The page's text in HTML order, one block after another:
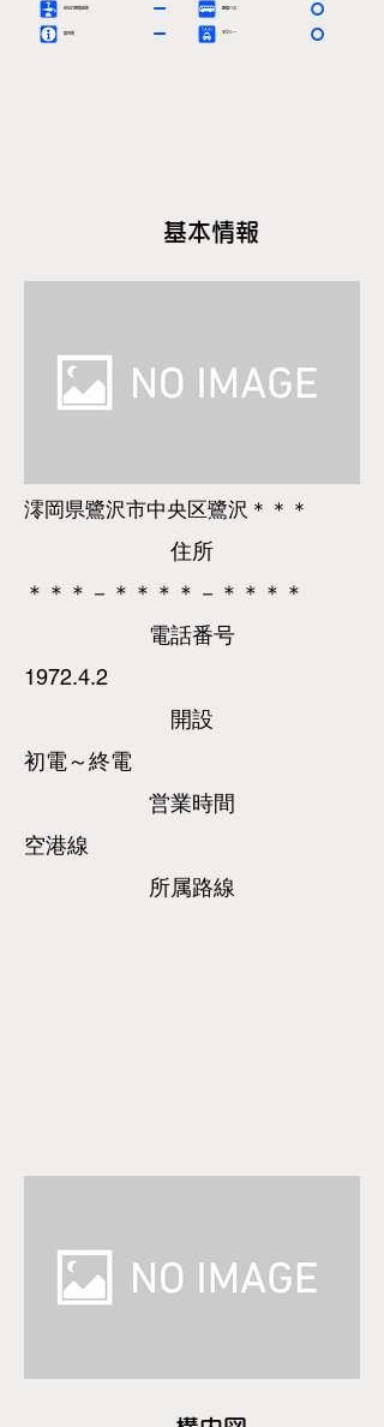
お忘れ物取扱所 ー
案内所 ー タクシー 〇
路線バス 〇
基本情報
澪岡県鷺沢市中央区鷺沢＊＊＊
​住所
＊＊＊－＊＊＊＊－＊＊＊＊
​電話番号
1972.4.2
​開設
初電～終電
営業時間
空港線
所属路線